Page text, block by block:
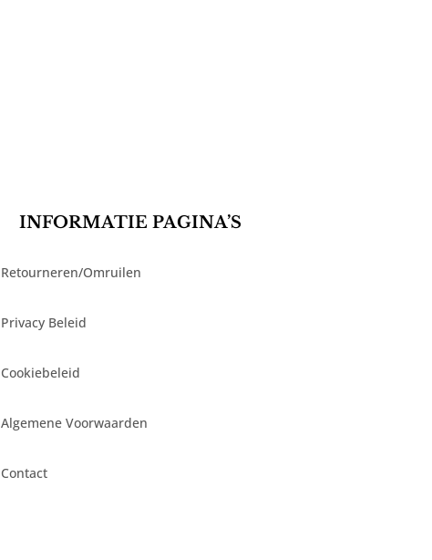
INFORMATIE PAGINA’S
Retourneren/Omruilen
Privacy Beleid
Cookiebeleid
Algemene Voorwaarden
Contact